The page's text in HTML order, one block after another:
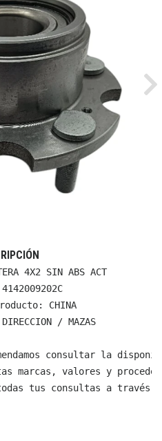
4X2 SIN ABS ACT
CHINA
/ MAZAS
consultar la
marcas, valores y
tus consultas a través